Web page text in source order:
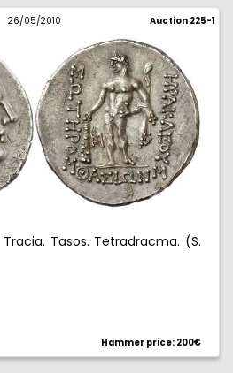
26/05/2010 Auction 225-1
Tasos. Tetradracma. (S.
Hammer price: 200€